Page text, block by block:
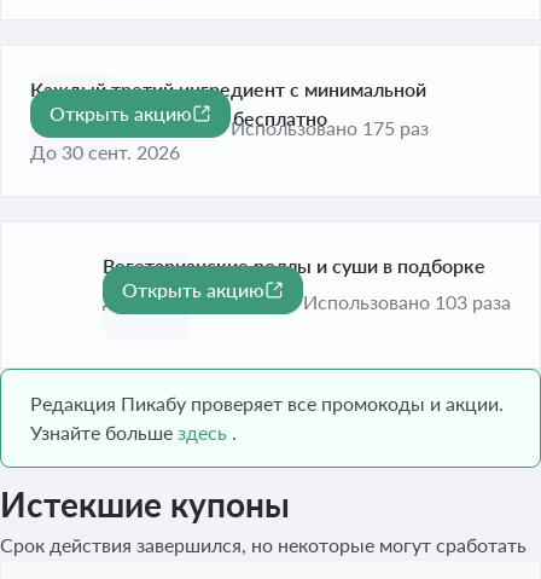
Каждый третий ингредиент с минимальной
стоимостью в пицце - бесплатно
До 30 сент. 2026
Открыть акцию
Использовано 175 раз
Вегетарианские роллы и суши в подборке
До 30 сент. 2026
Открыть акцию
Использовано 103 раза
Редакция Пикабу проверяет все промокоды и акции.
Узнайте больше здесь .
Истекшие купоны
Срок действия завершился, но некоторые могут сработать